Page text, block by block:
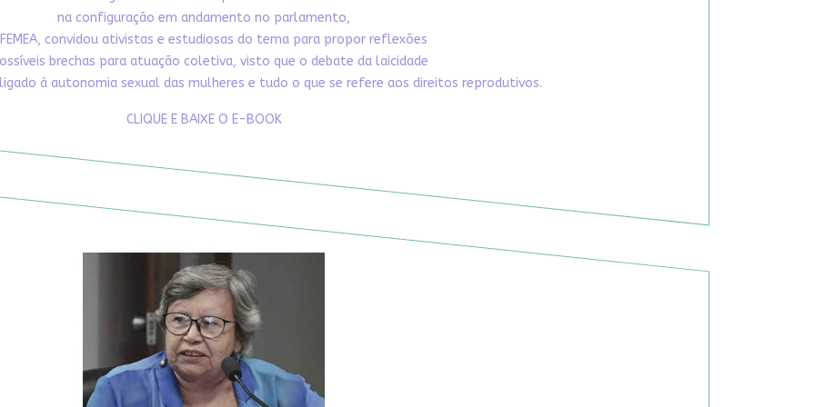
na configuração em andamento no parlamento,
convidou ativistas e estudiosas do tema para propor reflexões
brechas para atuação coletiva, visto que o debate da laicidade
à autonomia sexual das mulheres e tudo o que se refere aos direitos reprodutivos.
CLIQUE E BAIXE O E-BOOK